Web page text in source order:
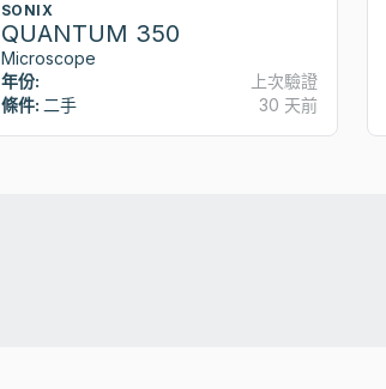
SONIX
QUANTUM 350
Microscope
年份:
條件: 二手
上次驗證
30 天前